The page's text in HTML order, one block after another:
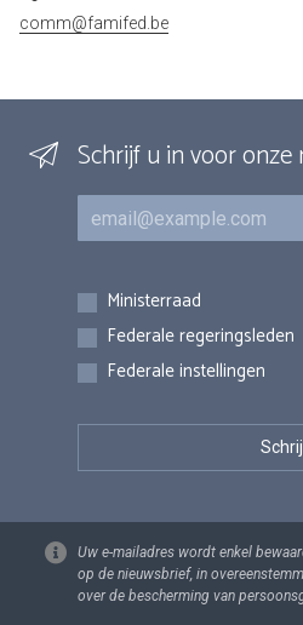
comm@famifed.be
Schrijf u in voor onze
E-mail
Inschrijvingen
Ministerraad
Federale regeringsleden
Federale instellingen
Uw e-mailadres wordt enkel
op de nieuwsbrief, in
over de bescherming van